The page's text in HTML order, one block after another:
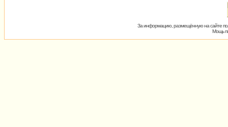
За информацию, размещённую на сайте
Мощь